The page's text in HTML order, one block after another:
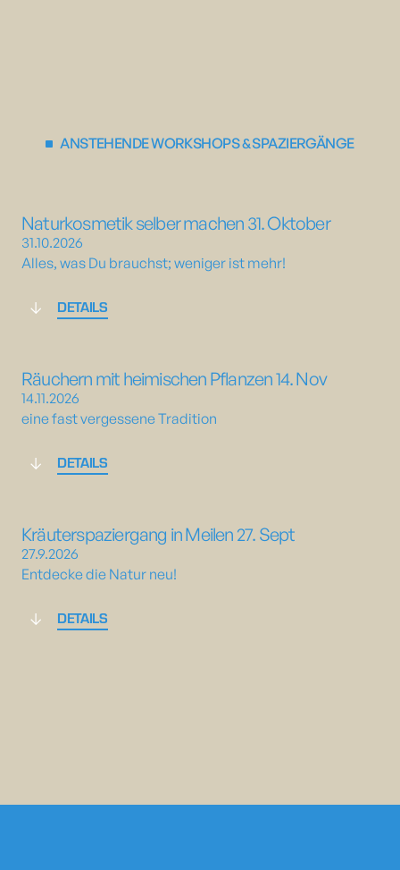
ANSTEHENDE WORKSHOPS & SPAZIERGÄNGE
Naturkosmetik selber machen 31. Oktober
31.10.2026
Alles, was Du brauchst; weniger ist mehr!
DETAILS
Räuchern mit heimischen Pflanzen 14. Nov
14.11.2026
eine fast vergessene Tradition
DETAILS
Kräuterspaziergang in Meilen 27. Sept
27.9.2026
Entdecke die Natur neu!
DETAILS